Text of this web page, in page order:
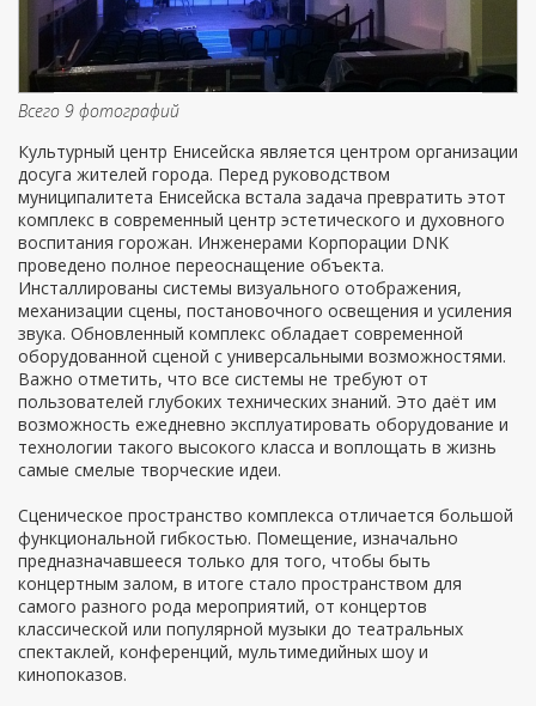
Всего 9 фотографий
Культурный центр Енисейска является центром организации
досуга жителей города. Перед руководством
муниципалитета Енисейска встала задача превратить этот
комплекс в современный центр эстетического и духовного
воспитания горожан. Инженерами Корпорации DNK
проведено полное переоснащение объекта.
Инсталлированы системы визуального отображения,
механизации сцены, постановочного освещения и усиления
звука. Обновленный комплекс обладает современной
оборудованной сценой с универсальными возможностями.
Важно отметить, что все системы не требуют от
пользователей глубоких технических знаний. Это даёт им
возможность ежедневно эксплуатировать оборудование и
технологии такого высокого класса и воплощать в жизнь
самые смелые творческие идеи.
Сценическое пространство комплекса отличается большой
функциональной гибкостью. Помещение, изначально
предназначавшееся только для того, чтобы быть
концертным залом, в итоге стало пространством для
самого разного рода мероприятий, от концертов
классической или популярной музыки до театральных
спектаклей, конференций, мультимедийных шоу и
кинопоказов.